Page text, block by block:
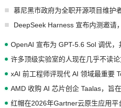
慕尼黑市政府为全职开源项目维护
OpenAI 宣布为 GPT-5.6 Sol 调优
许多顶级实验室的人现在几乎不读
xAI 前工程师评现代 AI 领域最重要
红帽在2026年Gartner云原生应用